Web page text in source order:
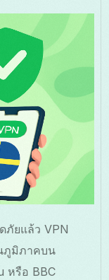
ภัยแล้ว VPN
ภูมิภาคบน
หรือ BBC